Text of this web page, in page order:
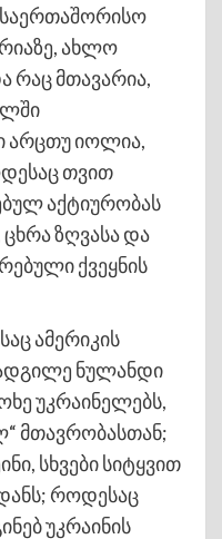
ახლო
რაც მთავარია,
არცთუ იოლია,
თვით
აქტიურობას
ზღვასა და
ქვეყნის
ამერიკის
ნულანდი
უკრაინელებს,
მთავრობასთან;
სხვები სიტყვით
როდესაც
უკრაინის